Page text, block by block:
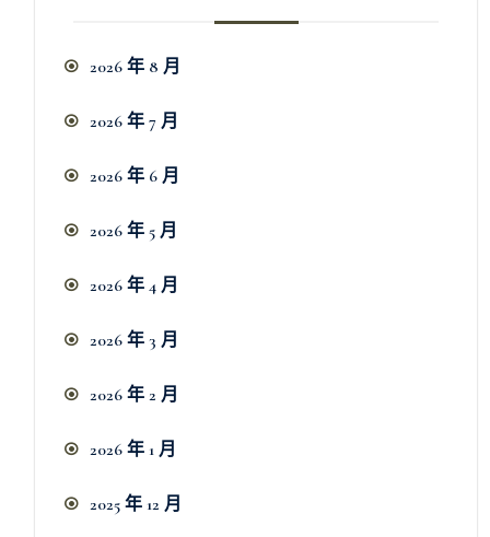
2026 年 8 月
2026 年 7 月
2026 年 6 月
2026 年 5 月
2026 年 4 月
2026 年 3 月
2026 年 2 月
2026 年 1 月
2025 年 12 月